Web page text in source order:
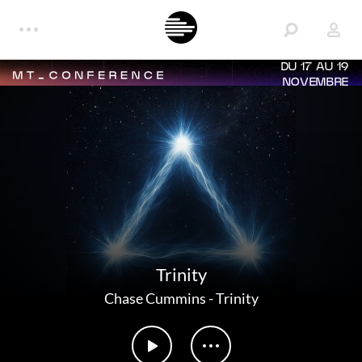
DU 17 AU 19
NOVEMBRE
Trinity
Chase Cummins-Trinity